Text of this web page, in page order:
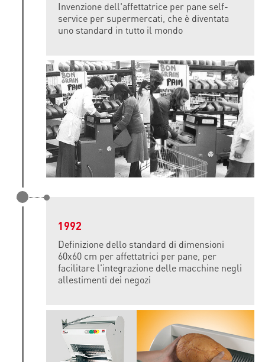
Invenzione dell'affettatrice per pane self-
service per supermercati, che è diventata
uno standard in tutto il mondo
1992
Definizione dello standard di dimensioni
60x60 cm per affettatrici per pane, per
facilitare l'integrazione delle macchine negli
allestimenti dei negozi